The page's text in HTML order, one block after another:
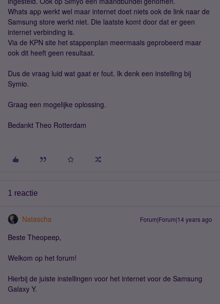
Whats app werkt wel maar internet doet niets ook de link naar de
Samsung store werkt niet. Die laatste komt door dat er geen
internet verbinding is.
Via de KPN site het stappenplan meermaals geprobeerd maar
ook dit heeft geen resultaat.
Dus de vraag luid wat gaat er fout. Ik denk een instelling bij
Symio.
Graag een mogelijke oplossing.
Bedankt Theo Rotterdam
1 reactie
Natascha Forum|Forum|14 years ago
Beste Theopeep,
Welkom op het forum!
Hierbij de juiste instellingen voor het internet voor de Samsung
Galaxy Y.